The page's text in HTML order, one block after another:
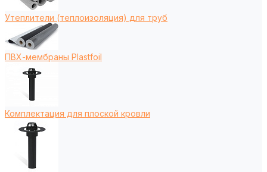
Утеплители (теплоизоляция) для труб
ПВХ-мембраны Plastfoil
Комплектация для плоской кровли